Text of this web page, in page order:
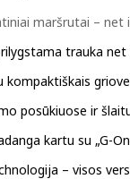
maršrutai –
trauka
posūkiuose ir
kartu su „G-
– visos